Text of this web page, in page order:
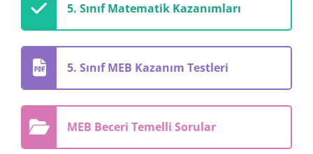
5. Sınıf Matematik Kazanımları
5. Sınıf MEB Kazanım Testleri
MEB Beceri Temelli Sorular